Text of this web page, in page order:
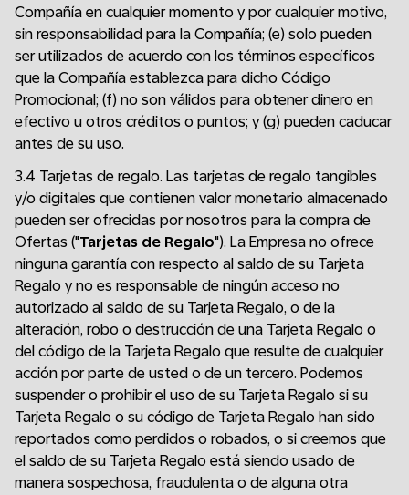
Compañía en cualquier momento y por cualquier motivo,
sin responsabilidad para la Compañía; (e) solo pueden
ser utilizados de acuerdo con los términos específicos
que la Compañía establezca para dicho Código
Promocional; (f) no son válidos para obtener dinero en
efectivo u otros créditos o puntos; y (g) pueden caducar
antes de su uso.
3.4 Tarjetas de regalo. Las tarjetas de regalo tangibles
y/o digitales que contienen valor monetario almacenado
pueden ser ofrecidas por nosotros para la compra de
Ofertas ("Tarjetas de Regalo"). La Empresa no ofrece
ninguna garantía con respecto al saldo de su Tarjeta
Regalo y no es responsable de ningún acceso no
autorizado al saldo de su Tarjeta Regalo, o de la
alteración, robo o destrucción de una Tarjeta Regalo o
del código de la Tarjeta Regalo que resulte de cualquier
acción por parte de usted o de un tercero. Podemos
suspender o prohibir el uso de su Tarjeta Regalo si su
Tarjeta Regalo o su código de Tarjeta Regalo han sido
reportados como perdidos o robados, o si creemos que
el saldo de su Tarjeta Regalo está siendo usado de
manera sospechosa, fraudulenta o de alguna otra